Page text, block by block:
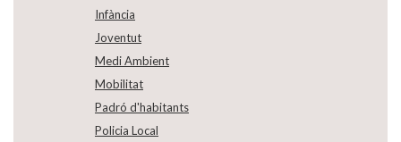
Infància
Joventut
Medi Ambient
Mobilitat
Padró d'habitants
Policia Local